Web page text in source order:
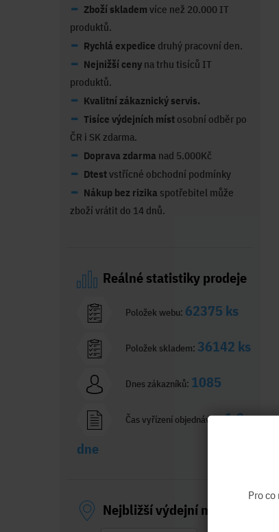
Zboží skladem více než 20.000 IT
produktů.
Rychlá expedice druhý pracovní den.
Nejnižší ceny na trhu tisíců IT
produktů.
Kvalitní zákaznický servis.
Tisíce výdejních míst osobní odběr po
ČR i SK zdarma.
Doprava zdarma nad 5.000Kč
Dtestvstřícné obchodní podmínky
Nákup bez rizika spotřebitel může
zboží vrátit do 14 dnů.
Reálné statistiky prodeje
Položek webu: 62375 ks
Položek skladem: 36142 ks
Dnes zákazníků: 1085
Čas vyřízení objednávky:1,8
dne
Nejbližší výdejní místo
Pro